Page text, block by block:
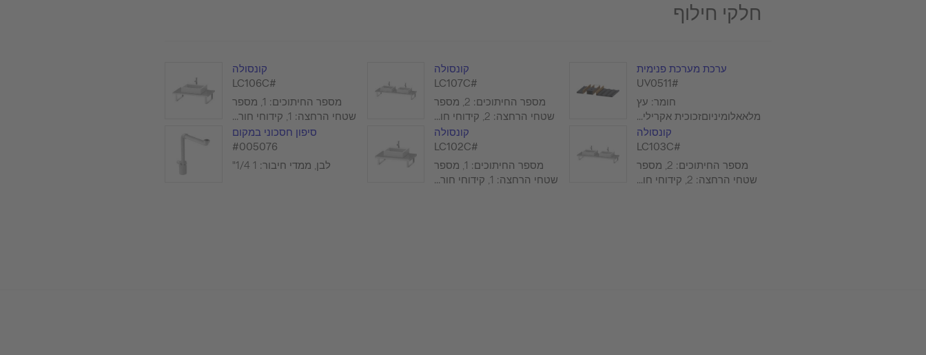
חלקי חילוף
ערכת מערכת פנימית
#UV0511
חומר: עץ
מלאאלומיניוםזכוכית אקרילי...
קונסולה
#LC107C
מספר החיתוכים: 2, מספר
שטחי הרחצה: 2, קידוחי חו...
קונסולה
#LC106C
מספר החיתוכים: 1, מספר
שטחי הרחצה: 1, קידוחי חור...
קונסולה
#LC103C
מספר החיתוכים: 2, מספר
שטחי הרחצה: 2, קידוחי חו...
קונסולה
#LC102C
מספר החיתוכים: 1, מספר
שטחי הרחצה: 1, קידוחי חור...
סיפון חסכוני במקום
#005076
לבן, ממדי חיבור: 1 1/4"